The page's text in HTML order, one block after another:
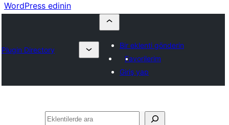
WordPress edinin
Plugin Directory
Bir eklenti gönderin
Favorilerim
Giriş yap
Ara